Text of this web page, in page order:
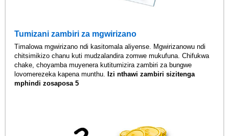
Tumizani zambiri za mgwirizano
Timalowa mgwirizano ndi kasitomala aliyense. Mgwirizanowu ndi
chitsimikizo chanu kuti mudzalandira zomwe mukufuna. Chifukwa
chake, choyamba muyenera kutitumizira zambiri za bungwe
lovomerezeka kapena munthu. Izi nthawi zambiri sizitenga
mphindi zosaposa 5